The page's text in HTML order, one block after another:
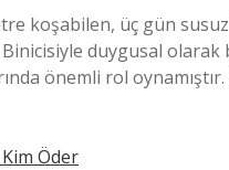
koşabilen, üç gün
duygusal
önemli rol
Öder